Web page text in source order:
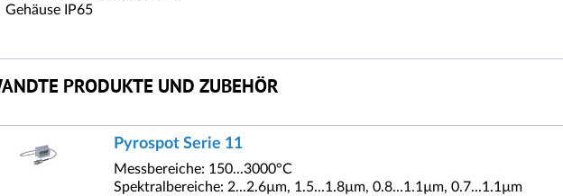
Gehäuse IP65
PRODUKTE UND ZUBEHÖR
Pyrospot Serie 11
Messbereiche: 150...3000°C
Spektralbereiche: 2...2.6µm, 1.5...1.8µm, 0.8...1.1µm, 0.7...1.1µm